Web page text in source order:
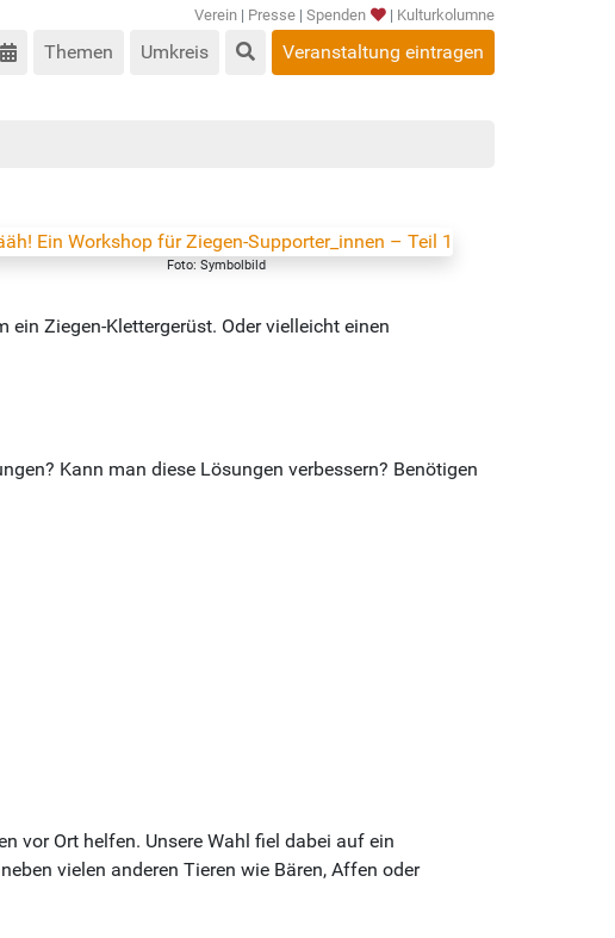
Verein | Presse | Spenden | Kulturkolumne
Themen Umkreis Veranstaltung eintragen
Foto: Symbolbild
ein Ziegen-Klettergerüst. Oder vielleicht einen
Kann man diese Lösungen verbessern? Benötigen
vor Ort helfen. Unsere Wahl fiel dabei auf ein
vielen anderen Tieren wie Bären, Affen oder